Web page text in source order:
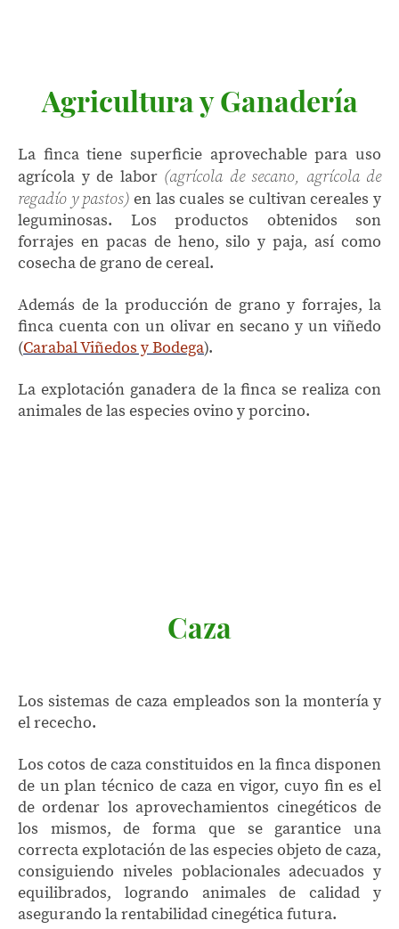
Agricultura y Ganadería
La finca tiene superficie aprovechable para uso
agrícola y de labor (agrícola de secano, agrícola de
regadío y pastos) en las cuales se cultivan cereales y
leguminosas. Los productos obtenidos son
forrajes en pacas de heno, silo y paja, así como
cosecha de grano de cereal.
Además de la producción de grano y forrajes, la
finca cuenta con un olivar en secano y un viñedo
(Carabal Viñedos y Bodega).
La explotación ganadera de la finca se realiza con
animales de las especies ovino y porcino.
Caza
Los sistemas de caza empleados son la montería y
el rececho.
Los cotos de caza constituidos en la finca disponen
de un plan técnico de caza en vigor, cuyo fin es el
de ordenar los aprovechamientos cinegéticos de
los mismos, de forma que se garantice una
correcta explotación de las especies objeto de caza,
consiguiendo niveles poblacionales adecuados y
equilibrados, logrando animales de calidad y
asegurando la rentabilidad cinegética futura.